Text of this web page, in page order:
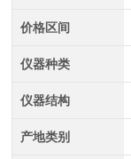
价格区间
仪器种类
仪器结构
产地类别